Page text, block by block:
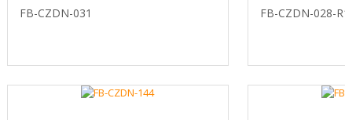
FB-CZDN-031 FB-CZDN-028-